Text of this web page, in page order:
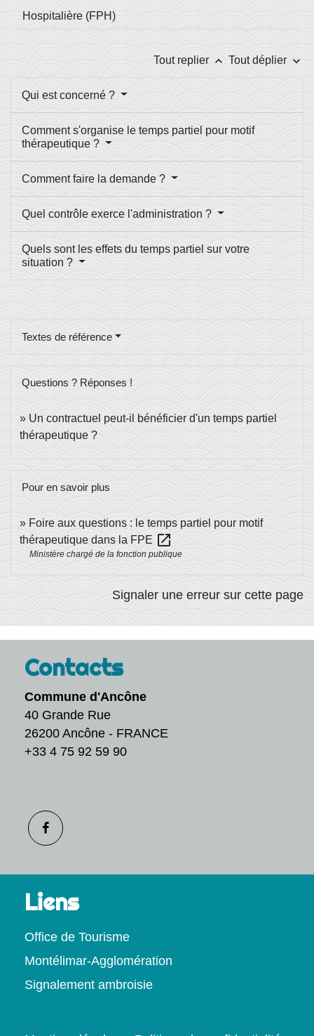
Hospitalière (FPH)
Tout replier keyboard_arrow_up Tout déplier keyboard_arrow_down
Qui est concerné ?
Comment s'organise le temps partiel pour motif
thérapeutique ?
Comment faire la demande ?
Quel contrôle exerce l'administration ?
Quels sont les effets du temps partiel sur votre
situation ?
Textes de référence
Questions ? Réponses !
Un contractuel peut-il bénéficier d'un temps partiel
thérapeutique ?
Pour en savoir plus
Foire aux questions : le temps partiel pour motif
thérapeutique dans la FPE open_in_new
Ministère chargé de la fonction publique
Signaler une erreur sur cette page
Contacts
Commune d'Ancône
40 Grande Rue
26200 Ancône - FRANCE
+33 4 75 92 59 90
Liens
Office de Tourisme
Montélimar-Agglomération
Signalement ambroisie